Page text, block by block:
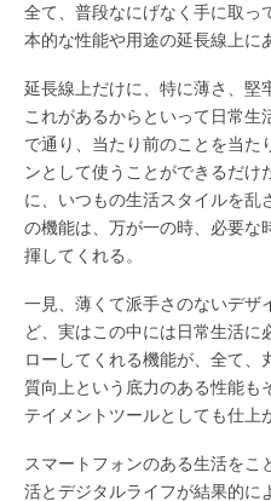
全て、普段なにげなく手に取っ
本的な性能や用途の延長線上に
延長線上だけに、特に薄さ、堅
これがあるからといって日常生
で通り、当たり前のことを当た
ンとして使うことができるだけ
に、いつもの生活スタイルを乱
の機能は、万が一の時、必要な
揮してくれる。
一見、薄くて派手さのないデザ
ど、実はこの中には日常生活に
ローしてくれる機能が、全て
質向上という底力のある性能も
テイメントツールとしても仕上
スマートフォンのある生活をこ
活とデジタルライフが結果的に